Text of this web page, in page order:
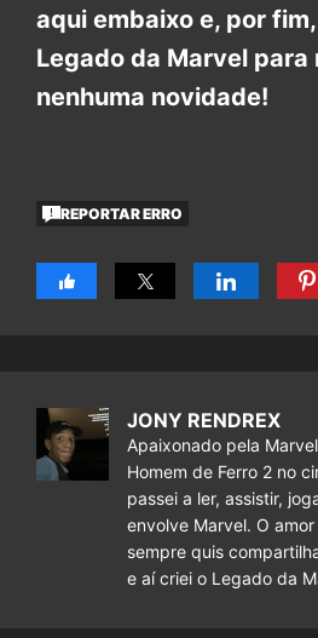
aqui embaixo e, por
Legado da Marvel para
nenhuma novidade!
REPORTAR ERRO
JONY RENDREX
Apaixonado pela
Homem de Ferro 2 no
passei a ler, assistir,
envolve Marvel. O
sempre quis
e aí criei o Legado da